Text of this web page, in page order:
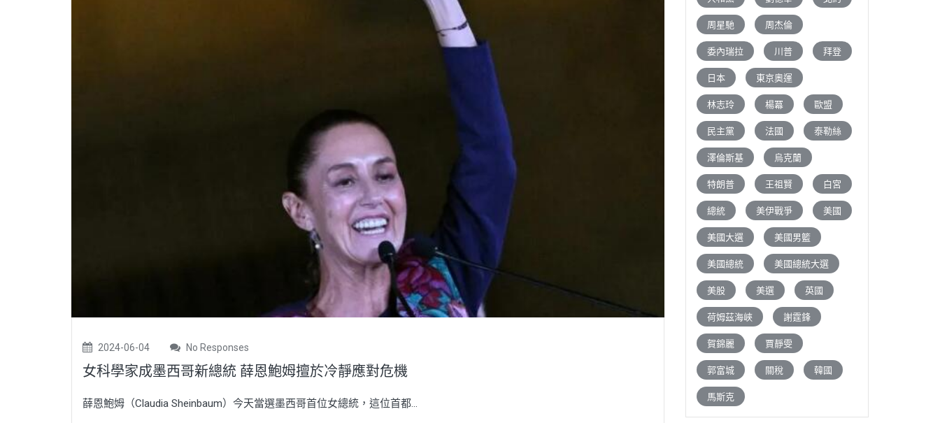
2024-06-04 No Responses
女科學家成墨西哥新總統 薛恩鮑姆擅於冷靜應對危機
薛恩鮑姆（Claudia Sheinbaum）今天當選墨西哥首位女總統，這位首都...
周星馳 周杰倫
委內瑞拉 川普 拜登
日本 東京奧運
林志玲 楊冪 歐盟
民主黨 法國 泰勒絲
澤倫斯基 烏克蘭
特朗普 王祖賢 白宮
總統 美伊戰爭 美國
美國大選 美國男籃
美國總統 美國總統大選
美股 美選 英國
荷姆茲海峽 謝霆鋒
賀錦麗 賈靜雯
郭富城 關稅 韓國
馬斯克